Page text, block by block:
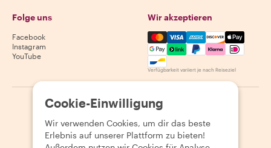
Folge uns
Facebook
Instagram
YouTube
Wir akzeptieren
Mastercard, Visa, Amex,
Verfügbarkeit variiert je nach Reiseziel
2026 Withlocals.com | Datenschutzerklärung
Seitenübersicht
Cookie-Einwilligung
Wir verwenden Cookies, um dir das beste
Erlebnis auf unserer Plattform zu bieten!